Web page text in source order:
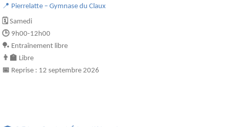
📍 Pierrelatte – Gymnase du Claux
🗓️ Samedi
🕒 9h00-12h00
🏓 Entraînement libre
👨‍🏫 Libre
📅 Reprise : 12 septembre 2026